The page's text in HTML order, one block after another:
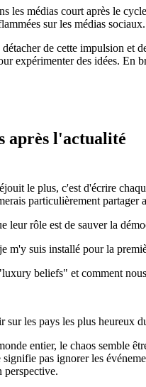
les médias court après le
sur les médias sociaux.
de cette impulsion et
expérimenter des idées. En
après l'actualité
le plus, c'est d'écrire
particulièrement partager
leur rôle est de sauver la
m'y suis installé pour la
beliefs" et comment
sur les pays les plus heureux
entier, le chaos semble
pas ignorer les
perspective.